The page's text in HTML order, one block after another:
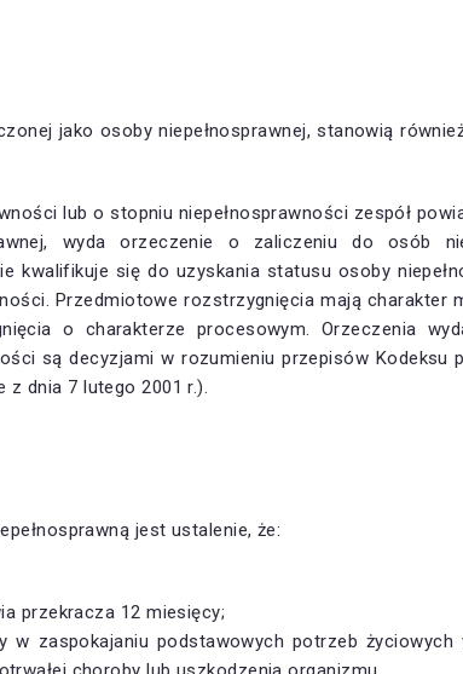
jako osoby niepełnosprawnej, stanowią
lub o stopniu niepełnosprawności zespół
wyda orzeczenie o zaliczeniu do osób
kwalifikuje się do uzyskania statusu osoby
Przedmiotowe rozstrzygnięcia mają
o charakterze procesowym. Orzeczenia
są decyzjami w rozumieniu przepisów
z dnia 7 lutego 2001 r.).
jest ustalenie, że:
przekracza 12 miesięcy;
w zaspokajaniu podstawowych potrzeb